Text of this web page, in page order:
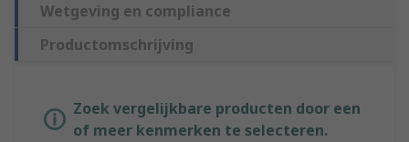
Wetgeving en compliance
Productomschrijving
Zoek vergelijkbare producten door een
of meer kenmerken te selecteren.